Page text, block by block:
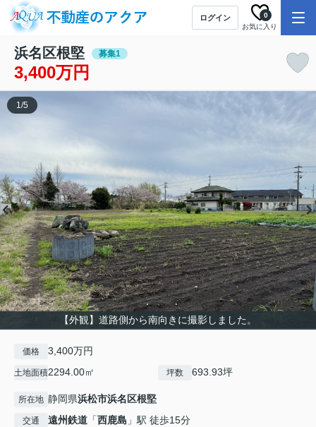
ログイン
お気に入り
0
浜名区根堅 募集1
3,400万円
【外観】道路側から南向きに撮影しました。
1/5
価格 3,400万円
土地面積2294.00㎡ 坪数 693.93坪
所在地 静岡県浜松市浜名区根堅
交通 遠州鉄道 「西鹿島 」駅 徒歩15分